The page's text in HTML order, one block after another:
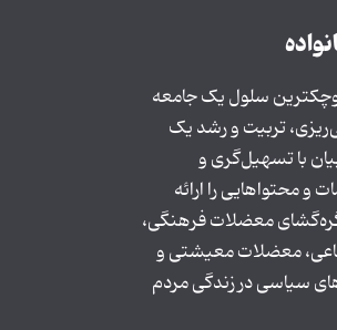
سلول یک جامعه
تربیت و رشد یک
با تسهیل‌گری و
و محتواهایی را ارائه
معضلات فرهنگی،
معضلات معیشتی و
سیاسی در زندگی مردم